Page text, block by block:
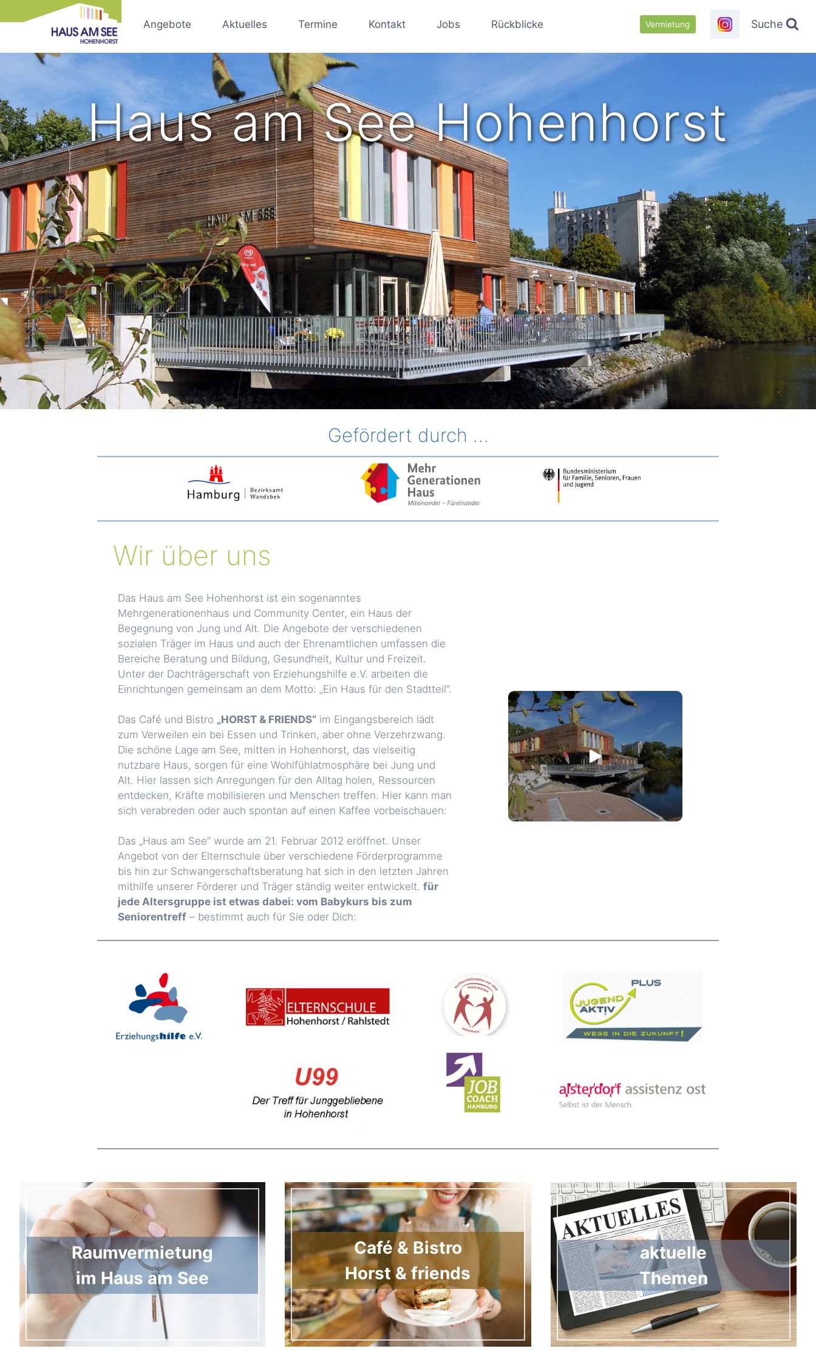
Inhalt
Angebote Aktuelles Termine Kontakt Jobs Rückblicke Vermietung Suche
Haus am See Hohenhorst
Gefördert durch …
Wir über uns
Das Haus am See Hohenhorst ist ein sogenanntes
Mehrgenerationenhaus und Community Center, ein Haus der
Begegnung von Jung und Alt. Die Angebote der verschiedenen
sozialen Träger im Haus und auch der Ehrenamtlichen umfassen die
Bereiche Beratung und Bildung, Gesundheit, Kultur und Freizeit.
Unter der Dachträgerschaft von Erziehungshilfe e.V. arbeiten die
Einrichtungen gemeinsam an dem Motto: „Ein Haus für den Stadtteil“.
Das Café und Bistro „HORST & FRIENDS“im Eingangsbereich lädt
zum Verweilen ein bei Essen und Trinken, aber ohne Verzehrzwang.
Die schöne Lage am See, mitten in Hohenhorst, das vielseitig
nutzbare Haus, sorgen für eine Wohlfühlatmosphäre bei Jung und
Alt. Hier lassen sich Anregungen für den Alltag holen, Ressourcen
entdecken, Kräfte mobilisieren und Menschen treffen. Hier kann man
sich verabreden oder auch spontan auf einen Kaffee vorbeischauen:
Das „Haus am See“ wurde am 21. Februar 2012 eröffnet. Unser
Angebot von der Elternschule über verschiedene Förderprogramme
bis hin zur Schwangerschaftsberatung hat sich in den letzten Jahren
mithilfe unserer Förderer und Träger ständig weiter entwickelt. für
jede Altersgruppe ist etwas dabei: vom Babykurs bis zum
Seniorentreff– bestimmt auch für Sie oder Dich:
Raumvermietung
im Haus am See
Café & Bistro
Horst & friends
aktuelle
Themen